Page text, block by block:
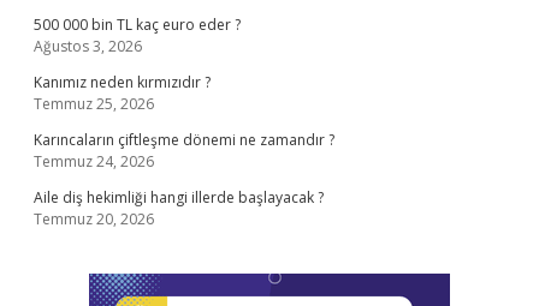
500 000 bin TL kaç euro eder ?
Ağustos 3, 2026
Kanımız neden kırmızıdır ?
Temmuz 25, 2026
Karıncaların çiftleşme dönemi ne zamandır ?
Temmuz 24, 2026
Aile diş hekimliği hangi illerde başlayacak ?
Temmuz 20, 2026